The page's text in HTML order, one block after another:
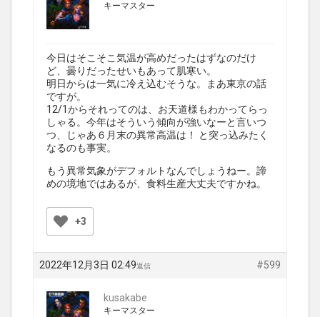
キーマスター
今日はそこそこ気温が高めだったはずなのだけ
ど、曇りだったせいもあって肌寒い。
明日からは一気に冷え込むそうな。まあ東京の話
ですが。
12/1からそれってのは、お天道様もわかってらっ
しゃる。今年はそういう傾向が強いなーと言いつ
つ、じゃあ６月末の異常高温は！ と突っ込みたく
なるのも事実。
もう異常気象がデフォルトなんでしょうねー。諦
めの境地ではあるが、食料生産大丈夫ですかね。
+3
2022年12月3日 02:49 #599
返信
kusakabe
キーマスター